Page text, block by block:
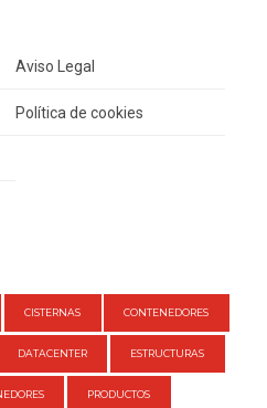
Aviso Legal
Política de cookies
CISTERNAS CONTENEDORES
DATACENTER ESTRUCTURAS
PRODUCTOS